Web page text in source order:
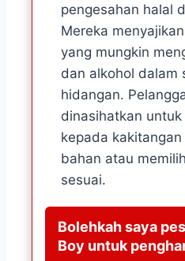
pengesahan halal
Mereka
yang mungkin
dan alkohol dalam
hidangan.
dinasihatkan
kepada
bahan atau
sesuai.
Bolehkah saya
Boy untuk